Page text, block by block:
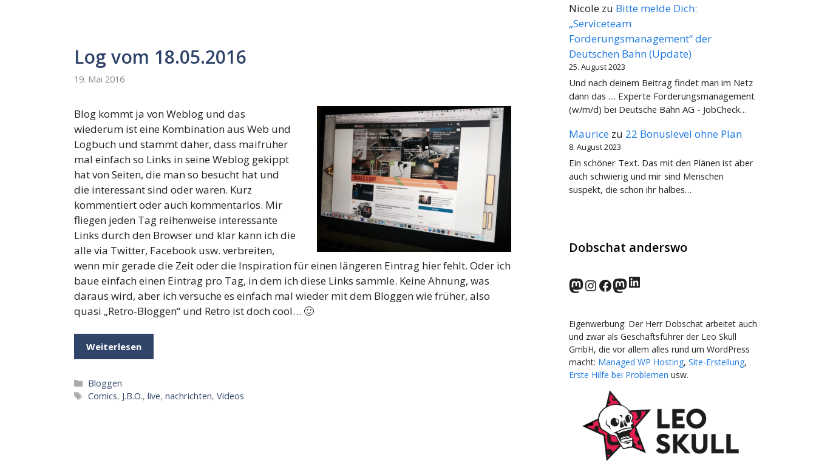
Log vom 18.05.2016
19. Mai 2016
Blog kommt ja von Weblog und das
wiederum ist eine Kombination aus Web und
Logbuch und stammt daher, dass maifrüher
mal einfach so Links in seine Weblog gekippt
hat von Seiten, die man so besucht hat und
die interessant sind oder waren. Kurz
kommentiert oder auch kommentarlos. Mir
fliegen jeden Tag reihenweise interessante
Links durch den Browser und klar kann ich die
alle via Twitter, Facebook usw. verbreiten,
wenn mir gerade die Zeit oder die Inspiration für einen längeren Eintrag hier fehlt. Oder ich
baue einfach einen Eintrag pro Tag, in dem ich diese Links sammle. Keine Ahnung, was
daraus wird, aber ich versuche es einfach mal wieder mit dem Bloggen wie früher, also
quasi „Retro-Bloggen“ und Retro ist doch cool… 🙂
Weiterlesen
Kategorien
Bloggen
Schlagwörter
Comics, J.B.O.,live,nachrichten,Videos
Nicole zu Bitte melde Dich:
„Serviceteam
Forderungsmanagement“ der
Deutschen Bahn (Update)
25. August 2023
Und nach deinem Beitrag findet man im Netz
dann das .... Experte Forderungsmanagement
(w/m/d) bei Deutsche Bahn AG - JobCheck…
Maurice zu 22 Bonuslevel ohne Plan
8. August 2023
Ein schöner Text. Das mit den Plänen ist aber
auch schwierig und mir sind Menschen
suspekt, die schon ihr halbes…
Dobschat anderswo
norden.social
Instagram
Facebook
wp-punks.social
LinkedIn
Eigenwerbung: Der Herr Dobschat arbeitet auch
und zwar als Geschäftsführer der Leo Skull
GmbH, die vor allem alles rund um WordPress
macht: Managed WP Hosting, Site-Erstellung,
Erste Hilfe bei Problemen usw.